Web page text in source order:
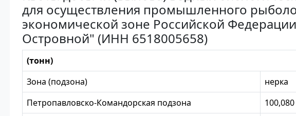
для осуществления промышленного
экономической зоне Российской
Островной" (ИНН 6518005658)
(тонн)
Зона (подзона)
нерка
Петропавловско-Командорская подзона
100,080